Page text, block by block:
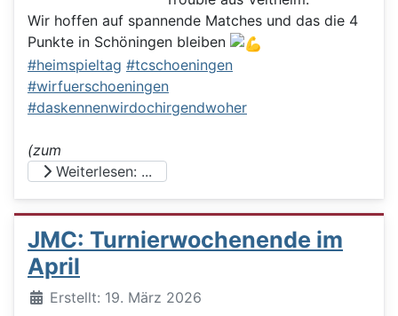
Wir hoffen auf spannende Matches und das die 4
Punkte in Schöningen bleiben
#heimspieltag #tcschoeningen
#wirfuerschoeningen
#daskennenwirdochirgendwoher
(zum
Weiterlesen: ...
JMC: Turnierwochenende im
April
DetailsErstellt: 19. März 2026